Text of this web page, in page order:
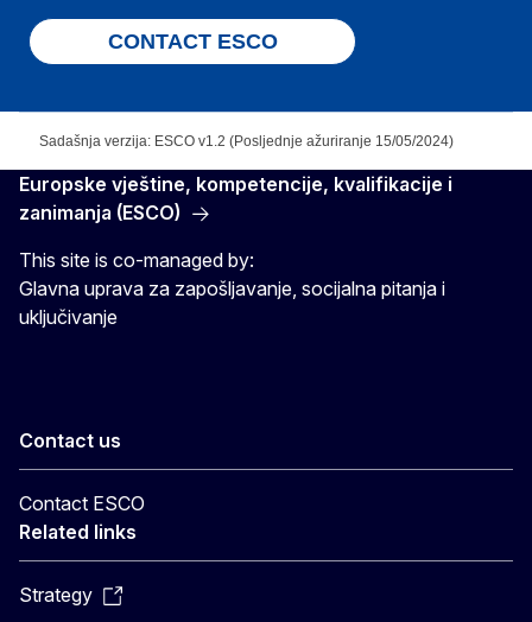
CONTACT ESCO
Sadašnja verzija: ESCO v1.2 (Posljednje ažuriranje 15/05/2024)
Europske vještine, kompetencije, kvalifikacije i
zanimanja (ESCO)
This site is co-managed by:
Glavna uprava za zapošljavanje, socijalna pitanja i
uključivanje
Contact us
Contact ESCO
Related links
Strategy